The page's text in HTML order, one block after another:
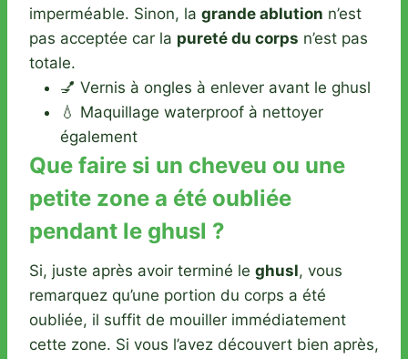
imperméable. Sinon, la grande ablution n’est
pas acceptée car la pureté du corps n’est pas
totale.
💅 Vernis à ongles à enlever avant le ghusl
💧 Maquillage waterproof à nettoyer
également
Que faire si un cheveu ou une
petite zone a été oubliée
pendant le ghusl ?
Si, juste après avoir terminé le ghusl, vous
remarquez qu’une portion du corps a été
oubliée, il suffit de mouiller immédiatement
cette zone. Si vous l’avez découvert bien après,